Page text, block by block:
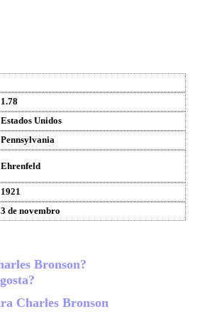
1.78
Estados Unidos
Pennsylvania
Ehrenfeld
1921
3 de novembro
Bronson?
Charles Bronson